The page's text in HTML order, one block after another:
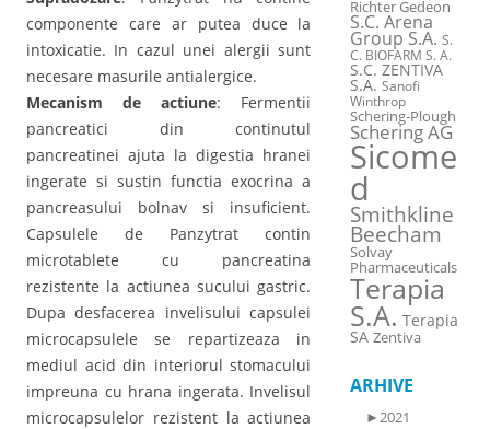
componente care ar putea duce la
intoxicatie. In cazul unei alergii sunt
necesare masurile antialergice.
Mecanism de actiune: Fermentii
pancreatici din continutul
pancreatinei ajuta la digestia hranei
ingerate si sustin functia exocrina a
pancreasului bolnav si insuficient.
Capsulele de Panzytrat contin
microtablete cu pancreatina
rezistente la actiunea sucului gastric.
Dupa desfacerea invelisului capsulei
microcapsulele se repartizeaza in
mediul acid din interiorul stomacului
impreuna cu hrana ingerata. Invelisul
microcapsulelor rezistent la actiunea
Richter Gedeon
S.C. Arena
Group S.A. S.
C. BIOFARM S. A.
S.C. ZENTIVA
S.A. Sanofi
Winthrop
Schering-Plough
Schering AG
Sicome
d
Smithkline
Beecham
Solvay
Pharmaceuticals
Terapia
S.A. Terapia
SA Zentiva
ARHIVE
►2021